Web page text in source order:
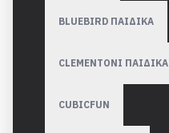
BLUEBIRD ΠΑΙΔΙΚΑ
CLEMENTONI ΠΑΙΔΙΚΑ
CUBICFUN